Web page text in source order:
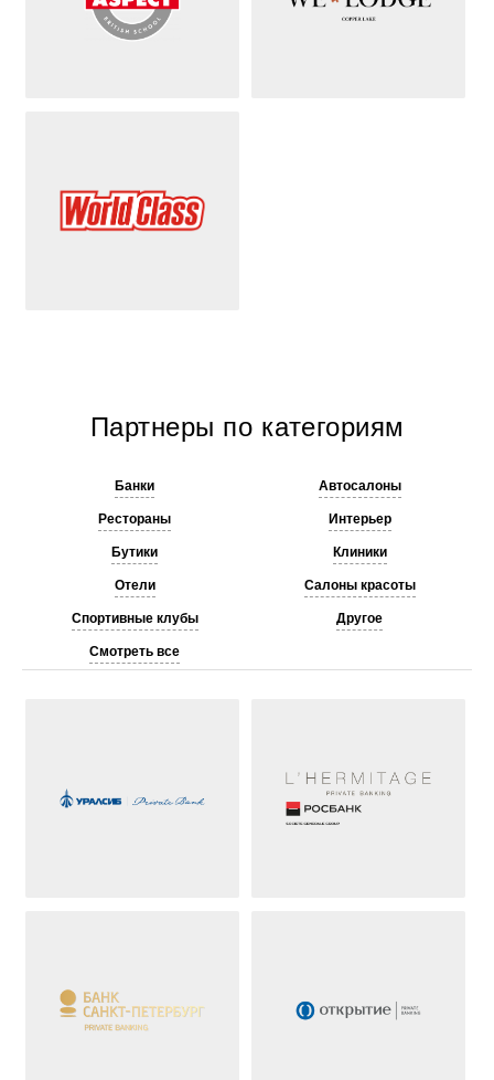
Партнеры по категориям
Банки Автосалоны
Рестораны Интерьер
Бутики Клиники
Отели Салоны красоты
Спортивные клубы Другое
Смотреть все